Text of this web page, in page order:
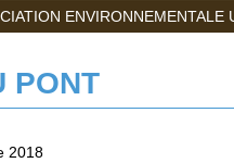
ENVIRONNEMENTALE
PONT
2018